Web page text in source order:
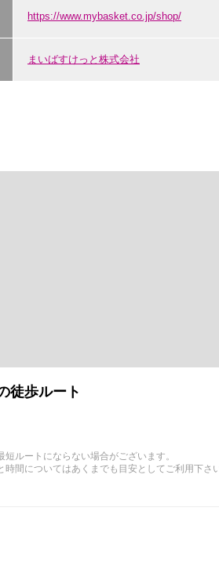
https://www.mybasket.co.jp/shop/
まいばすけっと株式会社
徒歩ルート
ルートにならない場合がございます。
時間についてはあくまでも目安としてご利用下さい